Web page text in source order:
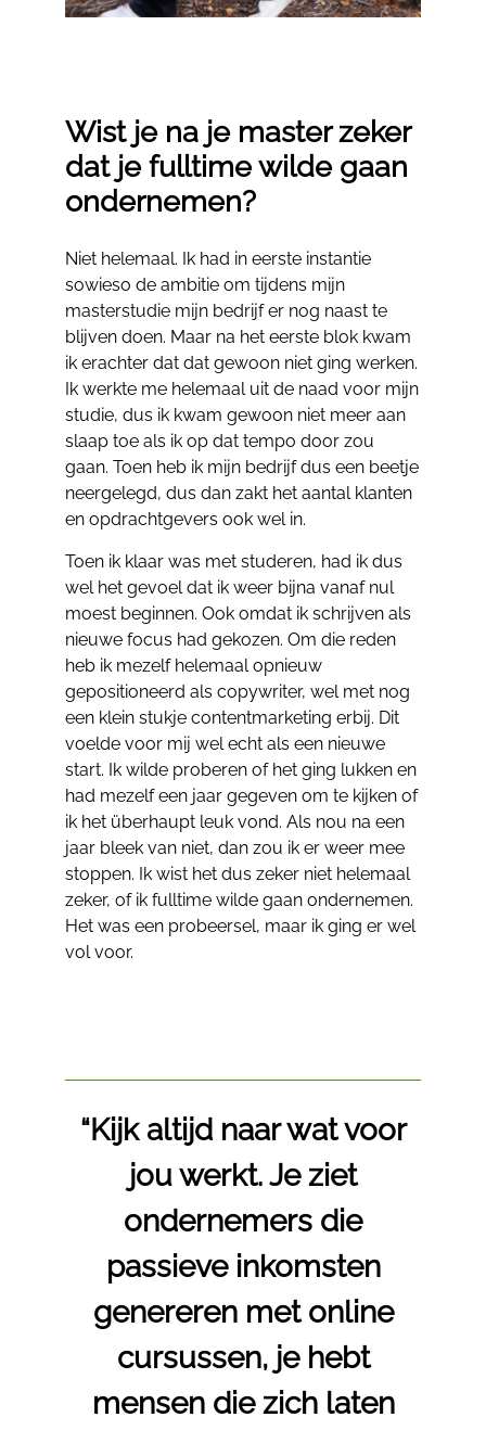
Wist je na je master zeker
dat je fulltime wilde gaan
ondernemen?
Niet helemaal. Ik had in eerste instantie
sowieso de ambitie om tijdens mijn
masterstudie mijn bedrijf er nog naast te
blijven doen. Maar na het eerste blok kwam
ik erachter dat dat gewoon niet ging werken.
Ik werkte me helemaal uit de naad voor mijn
studie, dus ik kwam gewoon niet meer aan
slaap toe als ik op dat tempo door zou
gaan. Toen heb ik mijn bedrijf dus een beetje
neergelegd, dus dan zakt het aantal klanten
en opdrachtgevers ook wel in.
Toen ik klaar was met studeren, had ik dus
wel het gevoel dat ik weer bijna vanaf nul
moest beginnen. Ook omdat ik schrijven als
nieuwe focus had gekozen. Om die reden
heb ik mezelf helemaal opnieuw
gepositioneerd als copywriter, wel met nog
een klein stukje contentmarketing erbij. Dit
voelde voor mij wel echt als een nieuwe
start. Ik wilde proberen of het ging lukken en
had mezelf een jaar gegeven om te kijken of
ik het überhaupt leuk vond. Als nou na een
jaar bleek van niet, dan zou ik er weer mee
stoppen. Ik wist het dus zeker niet helemaal
zeker, of ik fulltime wilde gaan ondernemen.
Het was een probeersel, maar ik ging er wel
vol voor.
“Kijk altijd naar wat voor
jou werkt. Je ziet
ondernemers die
passieve inkomsten
genereren met online
cursussen, je hebt
mensen die zich laten